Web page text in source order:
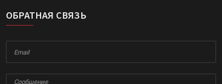
ОБРАТНАЯ СВЯЗЬ